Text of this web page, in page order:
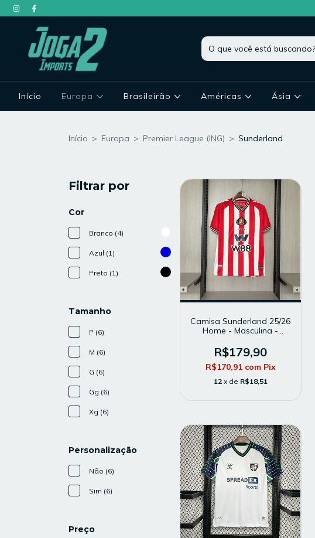
Início Europa Brasileirão Américas Ásia
Início > Europa > Premier League (ING) > Sunderland
Filtrar por
Cor
Branco (4)
Azul (1)
Preto (1)
Tamanho
P (6)
M (6)
G (6)
Gg (6)
Xg (6)
Personalização
Não (6)
Sim (6)
Preço
Camisa Sunderland 25/26
Home - Masculina -
Branca e Vermelha
R$179,90
R$170,91 com Pix
12 x de R$18,51